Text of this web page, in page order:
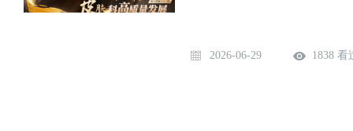
2026-06-29 1838 看